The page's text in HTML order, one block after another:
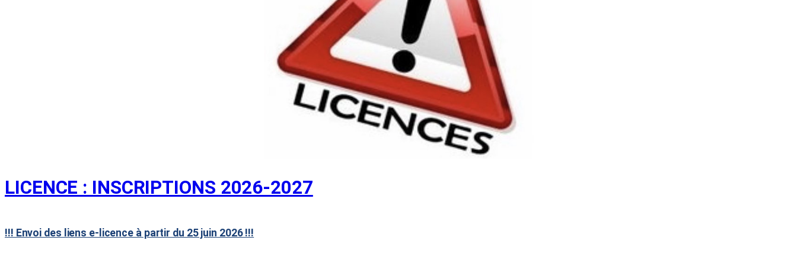
LICENCE : INSCRIPTIONS 2026-2027
!!! Envoi des liens e-licence à partir du 25 juin 2026 !!!